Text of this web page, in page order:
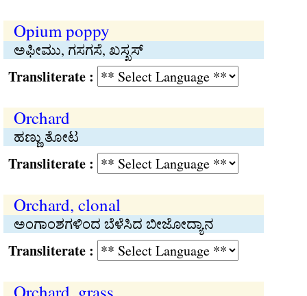
Opium poppy
ಅಫೀಮು, ಗಸಗಸೆ, ಖಸ್ಖಸ್
:
Orchard
ಹಣ್ಣು ತೋಟ
:
Orchard, clonal
ಅಂಗಾಂಶಗಳಿಂದ ಬೆಳೆಸಿದ ಬೀಜೋದ್ಯಾನ
: